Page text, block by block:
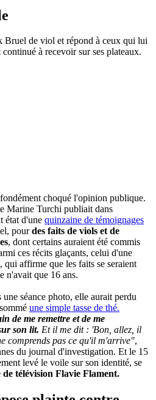
Bruel de viol et répond à ceux qui lui
à recevoir sur ses plateaux.
choqué l'opinion publique.
Marine Turchi publiait dans
état d'une quinzaine de témoignages
pourdes faits de viols et de
, dont certains auraient été commis
ces récits glaçants, celui d'une
qui affirme que les faits se seraient
n'avait que 16 ans.
séance photo, elle aurait perdu
une simple tasse de thé.
de me remettre et de me
son lit. Et il me dit : 'Bon, allez, il
comprends pas ce qu'il m'arrive",
du journal d'investigation. Et le 15
levé le voile sur son identité, se
télévision Flavie Flament.